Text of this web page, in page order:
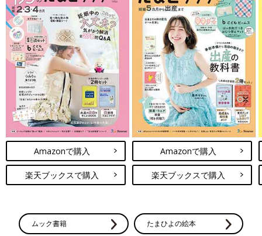
Amazonで購入
楽天ブックスで購入
Amazonで購入
楽天ブックスで購入
ムック書籍 たまひよの絵本